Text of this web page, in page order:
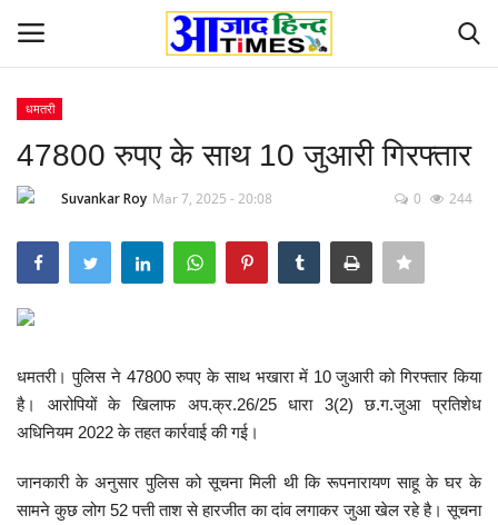
Home
ओडिशा
Contact
देश-विदेश
छत्तीसगढ़ राज्य
दुनिया
धमतरी
47800 रुपए के साथ 10 जुआरी गिरफ्तार
Suvankar Roy Mar 7, 2025 - 20:08 0 244
धमतरी। पुलिस ने 47800 रुपए के साथ भखारा में 10 जुआरी को गिरफ्तार किया
है। आरोपियों के खिलाफ अप.क्र.26/25 धारा 3(2) छ.ग.जुआ प्रतिशेध
अधिनियम 2022 के तहत कार्रवाई की गई।
जानकारी के अनुसार पुलिस को सूचना मिली थी किरूपनारायण साहू के घर के
सामने कुछ लोग 52 पत्ती ताश से हारजीत का दांव लगाकर जुआ खेल रहे है। सूचना